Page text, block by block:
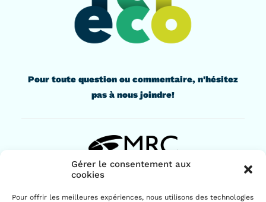
Gérer le consentement aux
cookies
Pour offrir les meilleures expériences, nous utilisons des technologies
Pour toute question ou commentaire, n'hésitez
pas à nous joindre!
Drummondville (Québec) J2B 1G6